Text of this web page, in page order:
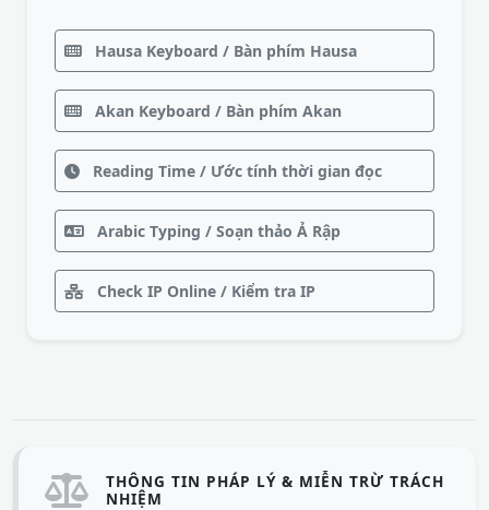
Hausa Keyboard / Bàn phím Hausa
Akan Keyboard / Bàn phím Akan
Reading Time / Ước tính thời gian đọc
Arabic Typing / Soạn thảo Ả Rập
Check IP Online / Kiểm tra IP
THÔNG TIN PHÁP LÝ & MIỄN TRỪ TRÁCH
NHIỆM